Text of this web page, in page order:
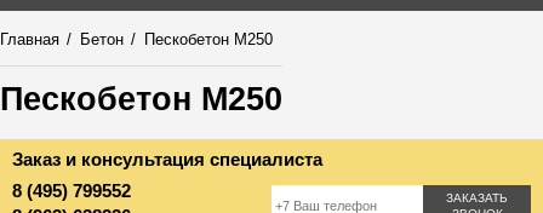
Главная / Бетон / Пескобетон М250
Пескобетон М250
Заказ и консультация специалиста
8 (495) 799552
ЗАКАЗАТЬ